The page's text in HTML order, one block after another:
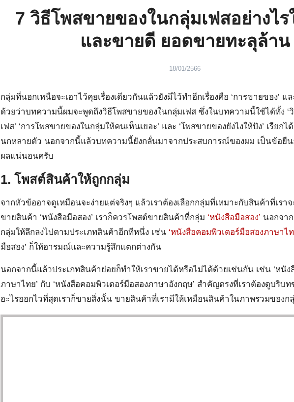
7 วิธีโพสขายของในกลุ่มเฟสอย่างไร
และขายดี ยอดขายทะลุล้าน
18/01/2566
กลุ่มที่นอกเหนือจะเอาไว้คุยเรื่องเดียวกันแล้วยังมีไว้ทำอีกเรื่องคือ ‘การขายของ’
ด้วยว่าบทความนี้ผมจะพูดถึงวิธีโพสขายของในกลุ่มเฟส ซึ่งในบทความนี้ใช้ได้ทั้ง ‘
เฟส’ ‘การโพสขายของในกลุ่มให้คนเห็นเยอะ’ และ ‘โพสขายของยังไงให้ปัง’ เรียก
นกหลายตัว นอกจากนี้แล้วบทความนี้ยังกลั่นมาจากประสบการณ์ของผม เป็นข้อยื
ผลแน่นอนครับ
1. โพสต์สินค้าให้ถูกกลุ่ม
จากหัวข้ออาจดูเหมือนจะง่ายแต่จริงๆ แล้วเราต้องเลือกกลุ่มที่เหมาะกับสินค้าที่เรา
ขายสินค้า ‘หนังสือมือสอง’ เราก็ควรโพสต์ขายสินค้าที่กลุ่ม ‘หนังสือมือสอง’ นอกจา
กลุ่มให้ลึกลงไปตามประเภทสินค้าอีกทีหนึ่ง เช่น ‘หนังสือคอมพิวเตอร์มือสองภาษาไท
มือสอง’ ก็ให้อารมณ์และความรู้สึกแตกต่างกัน
นอกจากนี้แล้วประเภทสินค้าย่อยก็ทำให้เราขายได้หรือไม่ได้ด้วยเช่นกัน เช่น ‘หนัง
ภาษาไทย’ กับ ‘หนังสือคอมพิวเตอร์มือสองภาษาอังกฤษ’ สำคัญตรงที่เราต้องดูบริบ
อะไรออกไวที่สุดเราก็ขายสิ่งนั้น ขายสินค้าที่เรามีให้เหมือนสินค้าในภาพรวมของก